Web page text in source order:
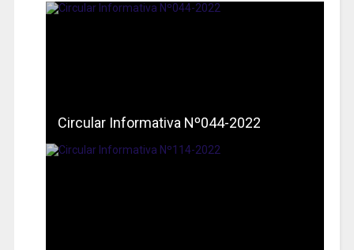
Circular Informativa Nº044-2022